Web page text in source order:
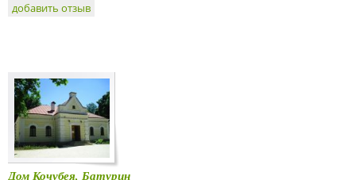
добавить отзыв
Дом Кочубея, Батурин